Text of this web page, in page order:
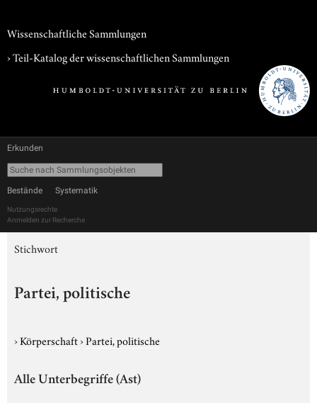
Wissenschaftliche Sammlungen
› Teil-Katalog der wissenschaftlichen Sammlungen
Erkunden
Bestände Systematik
Nutzungsrechte
Anmelden zur Recherche
Stichwort
Partei, politische
›Körperschaft›Partei, politische
Alle Unterbegriffe (Ast)